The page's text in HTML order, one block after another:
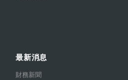
最新消息
財務新聞